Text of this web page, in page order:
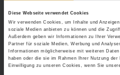
Diese Webseite verwendet Cookies
Wir verwenden Cookies, um Inhalte und
soziale Medien anbieten zu können und die
Außerdem geben wir Informationen zu Ihrer
Partner für soziale Medien, Werbung und
Informationen möglicherweise mit weiteren
haben oder die sie im Rahmen Ihrer Nutzung
Einwilligung zu unseren Cookies, wenn Sie